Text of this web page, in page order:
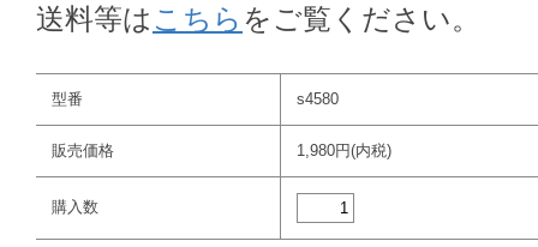
送料等は こちら をご覧ください。
型番 s4580
販売価格 1,980円(内税)
購入数